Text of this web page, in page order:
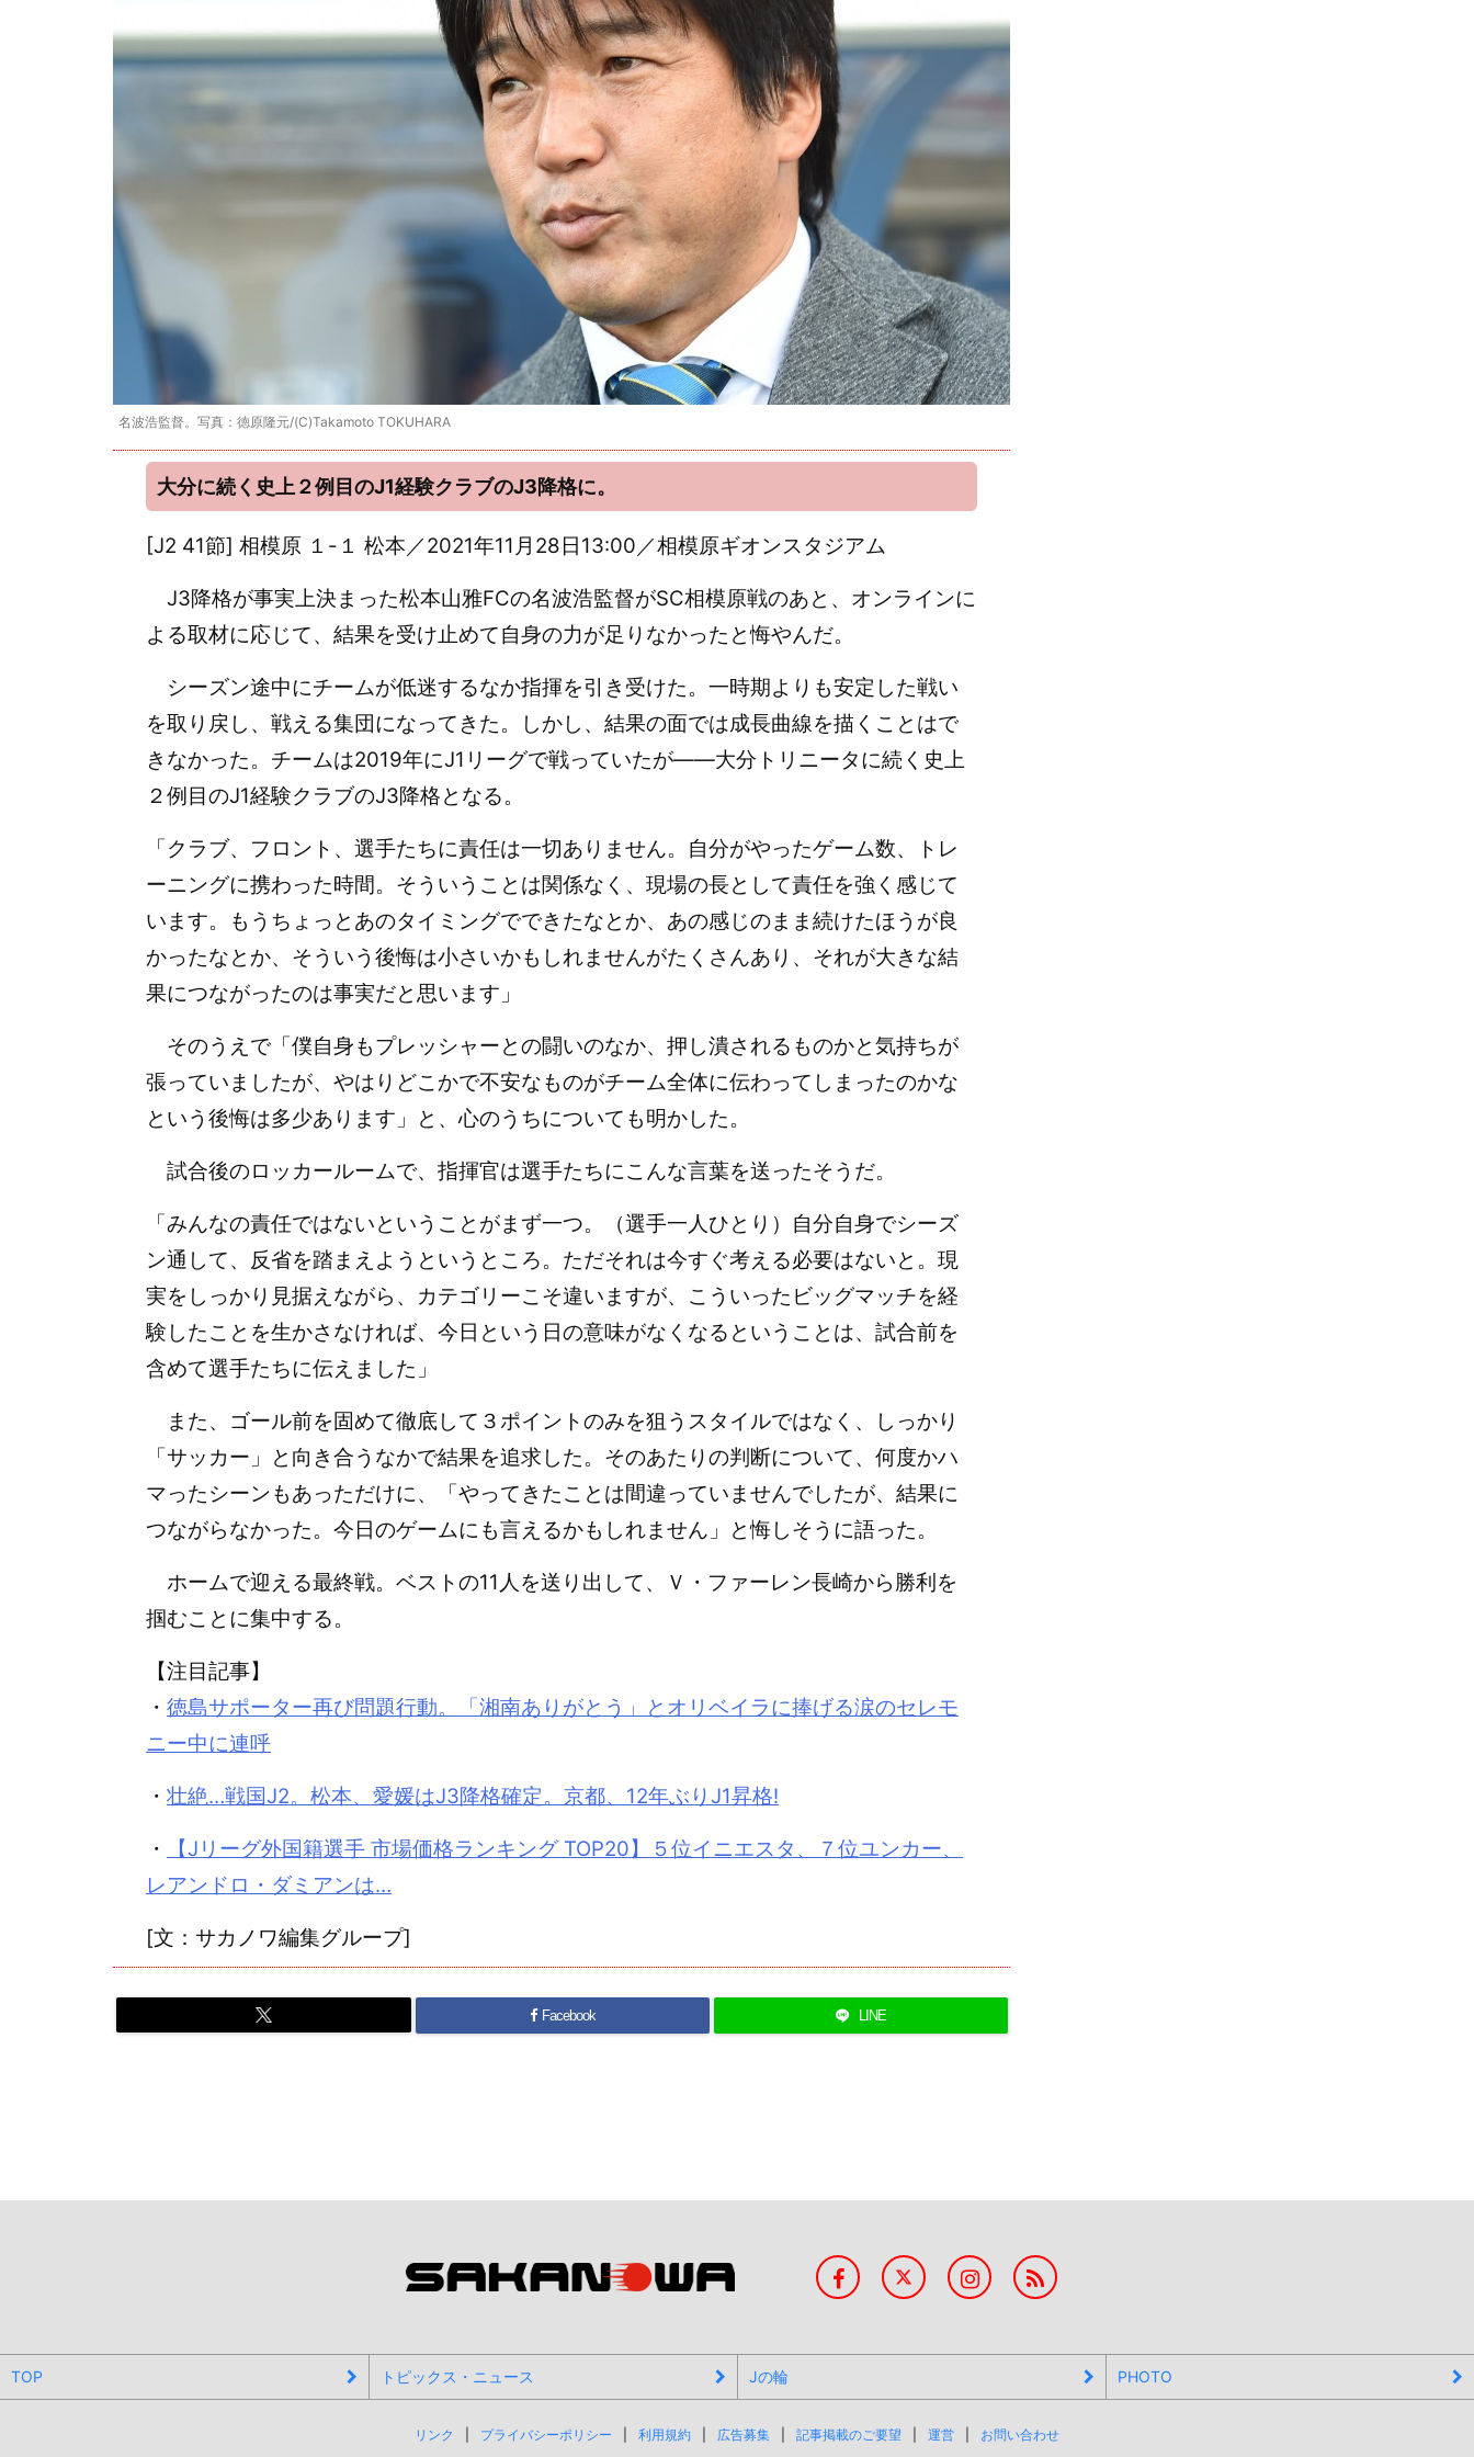
名波浩監督。写真：徳原隆元/(C)Takamoto TOKUHARA
大分に続く史上２例目のJ1経験クラブのJ3降格に。
[J2 41節] 相模原 １-１ 松本／2021年11月28日13:00／相模原ギオンスタジアム
J3降格が事実上決まった松本山雅FCの名波浩監督がSC相模原戦のあと、オンラインに
よる取材に応じて、結果を受け止めて自身の力が足りなかったと悔やんだ。
シーズン途中にチームが低迷するなか指揮を引き受けた。一時期よりも安定した戦い
を取り戻し、戦える集団になってきた。しかし、結果の面では成長曲線を描くことはで
きなかった。チームは2019年にJ1リーグで戦っていたが――大分トリニータに続く史上
２例目のJ1経験クラブのJ3降格となる。
「クラブ、フロント、選手たちに責任は一切ありません。自分がやったゲーム数、トレ
ーニングに携わった時間。そういうことは関係なく、現場の長として責任を強く感じて
います。もうちょっとあのタイミングでできたなとか、あの感じのまま続けたほうが良
かったなとか、そういう後悔は小さいかもしれませんがたくさんあり、それが大きな結
果につながったのは事実だと思います」
そのうえで「僕自身もプレッシャーとの闘いのなか、押し潰されるものかと気持ちが
張っていましたが、やはりどこかで不安なものがチーム全体に伝わってしまったのかな
という後悔は多少あります」と、心のうちについても明かした。
試合後のロッカールームで、指揮官は選手たちにこんな言葉を送ったそうだ。
「みんなの責任ではないということがまず一つ。（選手一人ひとり）自分自身でシーズ
ン通して、反省を踏まえようというところ。ただそれは今すぐ考える必要はないと。現
実をしっかり見据えながら、カテゴリーこそ違いますが、こういったビッグマッチを経
験したことを生かさなければ、今日という日の意味がなくなるということは、試合前を
含めて選手たちに伝えました」
また、ゴール前を固めて徹底して３ポイントのみを狙うスタイルではなく、しっかり
「サッカー」と向き合うなかで結果を追求した。そのあたりの判断について、何度かハ
マったシーンもあっただけに、「やってきたことは間違っていませんでしたが、結果に
つながらなかった。今日のゲームにも言えるかもしれません」と悔しそうに語った。
ホームで迎える最終戦。ベストの11人を送り出して、Ｖ・ファーレン長崎から勝利を
掴むことに集中する。
【注目記事】
・ 徳島サポーター再び問題行動。「湘南ありがとう」とオリベイラに捧げる涙のセレモ
ニー中に連呼
・ 壮絶…戦国J2。松本、愛媛はJ3降格確定。京都、12年ぶりJ1昇格!
・
【Jリーグ外国籍選手 市場価格ランキング TOP20】５位イニエスタ、７位ユンカー、
レアンドロ・ダミアンは…
[文：サカノワ編集グループ]
Facebook LINE
TOP トピックス・ニュース Jの輪 PHOTO
リンク プライバシーポリシー 利用規約 広告募集 記事掲載のご要望 運営 お問い合わせ